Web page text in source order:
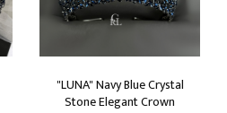
"LUNA" Navy Blue Crystal
Stone Elegant Crown